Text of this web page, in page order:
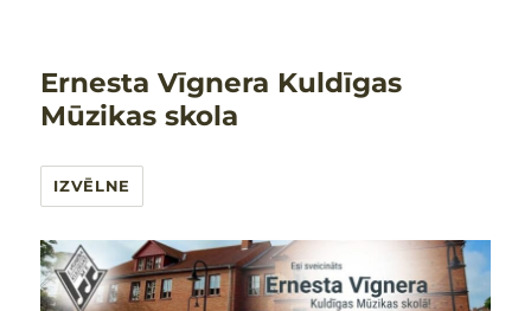
Ernesta Vīgnera Kuldīgas
Mūzikas skola
IZVĒLNE